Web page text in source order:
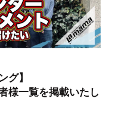
グ】
様一覧を掲載いたし